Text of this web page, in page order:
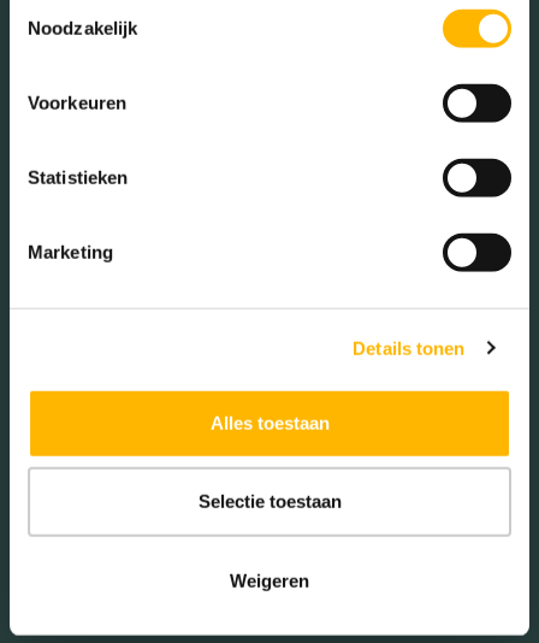
Noodzakelijk
Voorkeuren
Statistieken
Marketing
Details tonen
Alles toestaan
Selectie toestaan
Weigeren
Zonder kinderen (25.00%)
Éénpersoons huishoudens
Woningen koop / huur
Aantal inwoners:
1145